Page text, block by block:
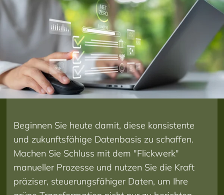
Beginnen Sie heute damit, diese konsistente
und zukunftsfähige Datenbasis zu schaffen.
Machen Sie Schluss mit dem "Flickwerk"
manueller Prozesse und nutzen Sie die Kraft
präziser, steuerungsfähiger Daten, um Ihre